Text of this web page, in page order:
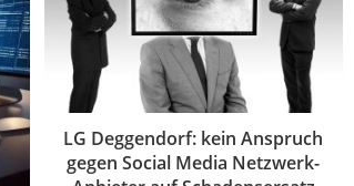
LG Deggendorf: kein Anspruch
gegen Social Media Netzwerk-